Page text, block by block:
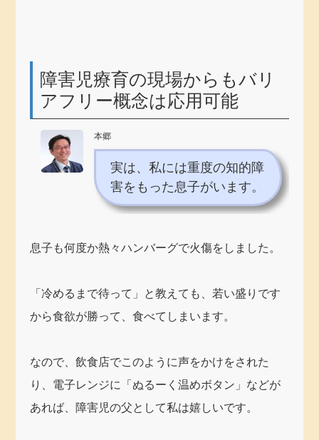
障害児療育の現場からもバリ
アフリー概念は応用可能
本郷
実は、私には重度の知的障
害をもった息子がいます。
息子も何度か熱々ハンバーグで火傷をしました。
「冷めるまで待って」と教えても、若い盛りです
から食欲が勝って、食べてしまいます。
なので、飲食店でこのように声をかけをされた
り、電子レンジに「ぬるーく温めボタン」などが
あれば、障害児の父として私は嬉しいです。